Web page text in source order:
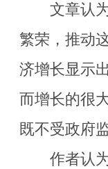
文章认为
繁荣，推动
济增长显示
而增长的很
既不受政府
作者认为